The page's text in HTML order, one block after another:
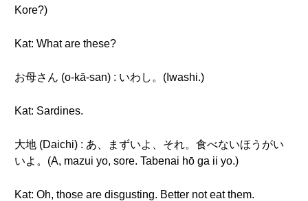
Kore?)
Kat: What are these?
お母さん (o-kā-san) : いわし。(Iwashi.)
Kat: Sardines.
大地 (Daichi) : あ、まずいよ、それ。食べないほうがい
いよ。(A, mazui yo, sore. Tabenai hō ga ii yo.)
Kat: Oh, those are disgusting. Better not eat them.